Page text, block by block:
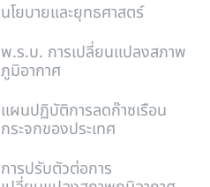
นโยบายและยุทธศาสตร์
พ.ร.บ. การเปลี่ยนแปลงสภาพ
ภูมิอากาศ
แผนปฏิบัติการลดก๊าซเรือน
กระจกของประเทศ
การปรับตัวต่อการ